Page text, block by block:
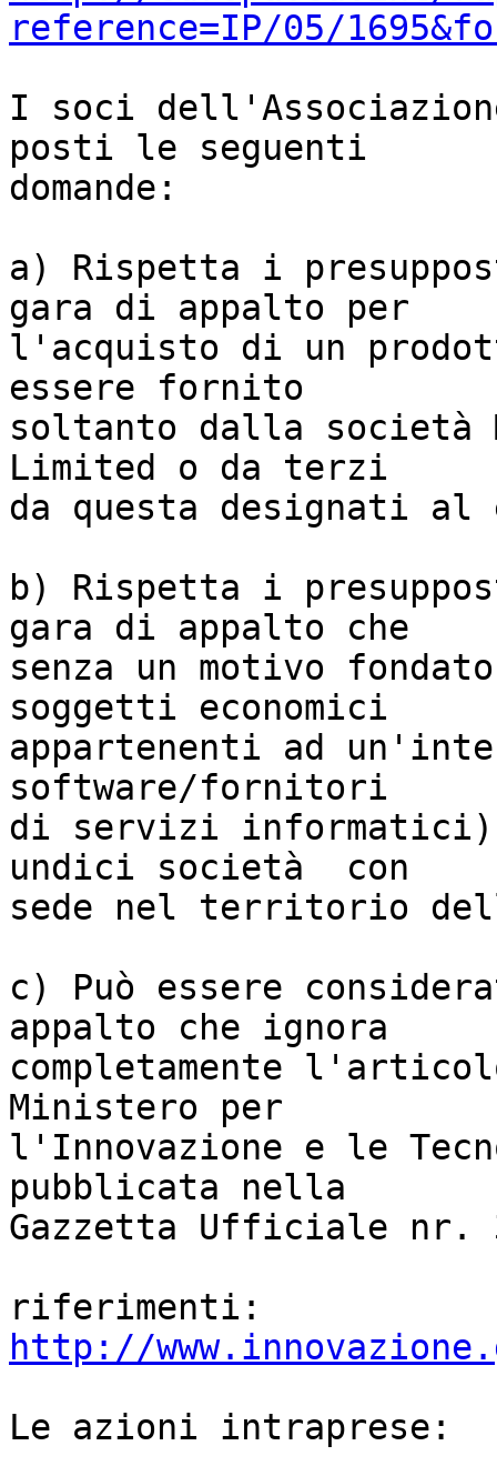
reference=IP/05/
I soci
posti le seguenti
domande:
a) Rispetta i
gara di appalto per
l'acquisto di un
essere fornito
soltanto dalla società
Limited o da terzi
da questa designati
b) Rispetta i
gara di appalto che
senza un motivo
soggetti economici
appartenenti ad
software/fornitori
di servizi informatici)
undici società  con
sede nel territorio
c) Può essere
appalto che ignora
completamente
Ministero per
l'Innovazione e le
pubblicata nella
Gazzetta Ufficiale nr.
http://
Le azioni intraprese: